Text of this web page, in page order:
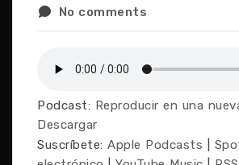
No comments
Podcast: Reproducir en una
Descargar
Suscríbete: Apple Podcasts